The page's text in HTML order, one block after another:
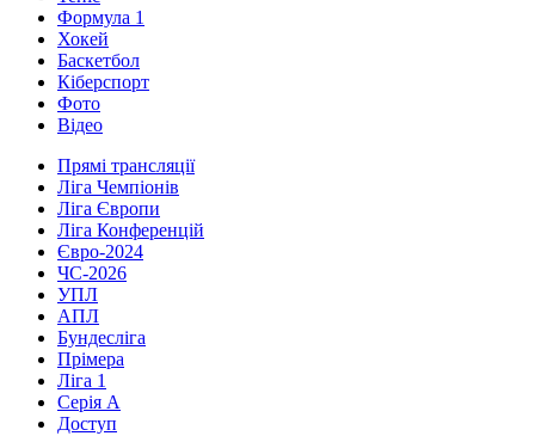
Формула 1
Хокей
Баскетбол
Кіберспорт
Фото
Відео
Прямі трансляції
Ліга Чемпіонів
Ліга Європи
Ліга Конференцій
Євро-2024
ЧС-2026
УПЛ
АПЛ
Бундесліга
Прімера
Ліга 1
Серія А
Доступ